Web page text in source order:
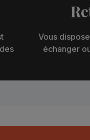
Vous
échanger